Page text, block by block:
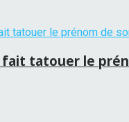
fait tatouer le